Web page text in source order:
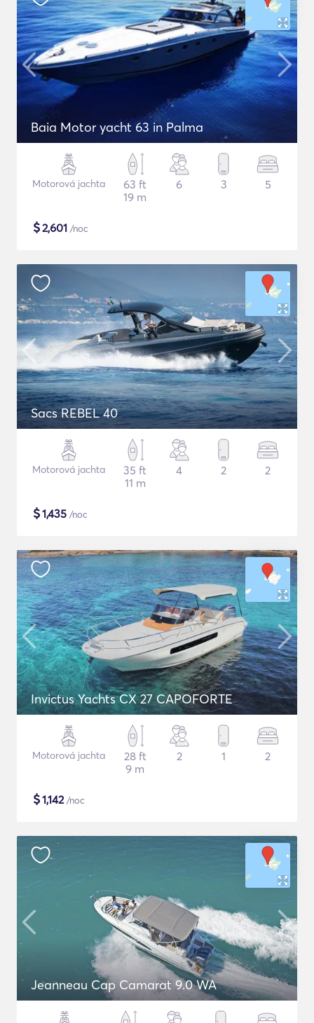
Baia Motor yacht 63 in Palma
Motorová jachta
63 ft
19 m
6 3 5
$2,601 /noc
Sacs REBEL 40
Motorová jachta
35 ft
11 m
4 2 2
$1,435 /noc
Invictus Yachts CX 27 CAPOFORTE
Motorová jachta
28 ft
9 m
2 1 2
$1,142/noc
Jeanneau Cap Camarat 9.0 WA